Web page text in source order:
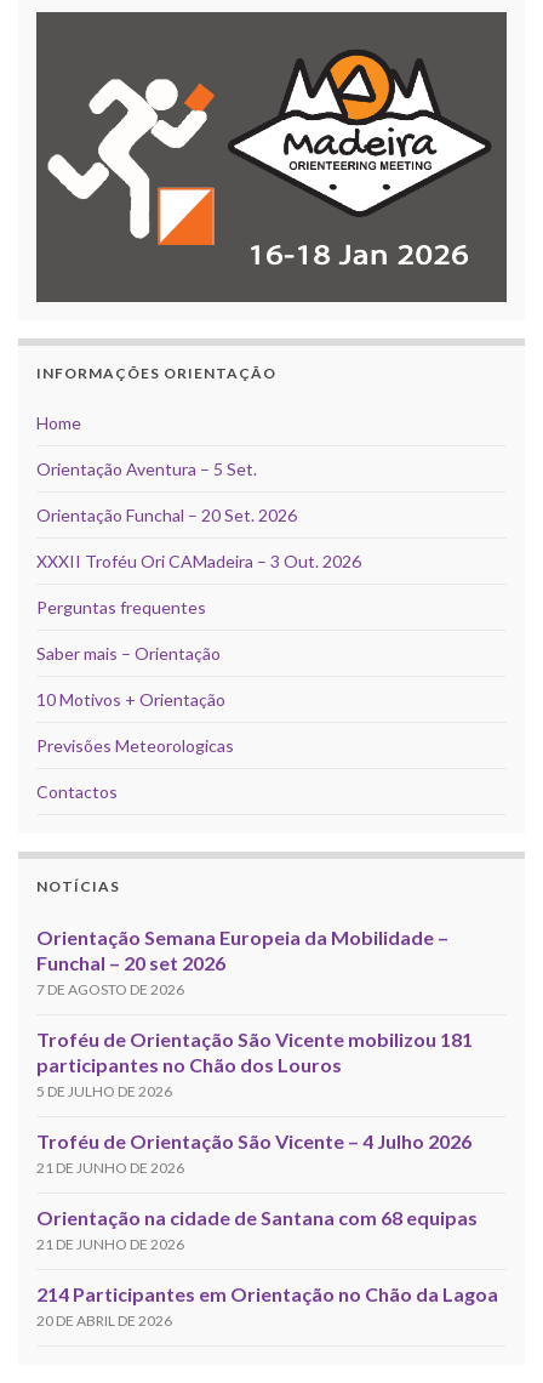
INFORMAÇÕES ORIENTAÇÃO
Home
Orientação Aventura – 5 Set.
Orientação Funchal – 20 Set. 2026
XXXII Troféu Ori CAMadeira – 3 Out. 2026
Perguntas frequentes
Saber mais – Orientação
10 Motivos + Orientação
Previsões Meteorologicas
Contactos
NOTÍCIAS
Orientação Semana Europeia da Mobilidade –
Funchal – 20 set 2026
7 DE AGOSTO DE 2026
Troféu de Orientação São Vicente mobilizou 181
participantes no Chão dos Louros
5 DE JULHO DE 2026
Troféu de Orientação São Vicente – 4 Julho 2026
21 DE JUNHO DE 2026
Orientação na cidade de Santana com 68 equipas
21 DE JUNHO DE 2026
214 Participantes em Orientação no Chão da Lagoa
20 DE ABRIL DE 2026